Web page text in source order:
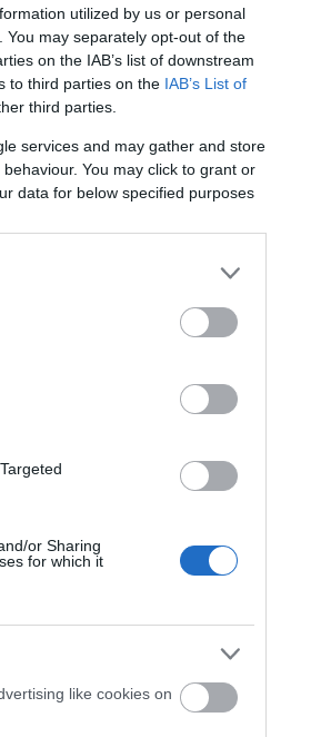
utilized by us or personal
may separately opt-out of the
on the IAB’s list of downstream
to third parties on the IAB’s List of
third parties.
services and may gather and store
You may click to grant or
data for below specified purposes
or Sharing
for which it
like cookies on